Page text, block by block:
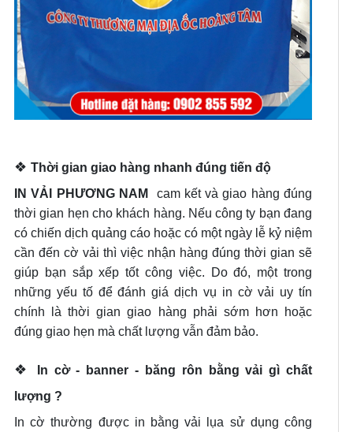
❖ Thời gian giao hàng nhanh đúng tiến độ
IN VẢI PHƯƠNG NAM
cam kết và giao hàng đúng
thời gian hẹn cho khách hàng. Nếu công ty bạn đang
có chiến dịch quảng cáo hoặc có một ngày lễ kỷ niệm
cần đến cờ vải thì việc nhận hàng đúng thời gian sẽ
giúp bạn sắp xếp tốt công việc. Do đó, một trong
những yếu tố để đánh giá dịch vụ in cờ vải uy tín
chính là thời gian giao hàng phải sớm hơn hoặc
đúng giao hẹn mà chất lượng vẫn đảm bảo.
❖
In cờ - banner - băng rôn bằng vải gì chất
lượng ?
In cờ thường được in bằng vải lụa sử dụng công